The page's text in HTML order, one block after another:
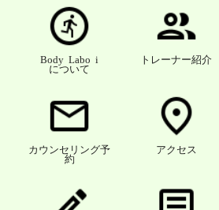
Body Labo i
について
トレーナー紹介
カウンセリング予
約
アクセス